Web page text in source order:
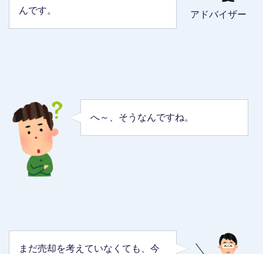
アドバイザー
んです。
へ～、そうなんですね。
まだ売却を考えていなくても、今